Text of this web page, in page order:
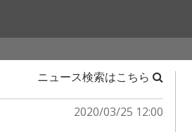
ニュース検索はこちら
2020/03/25 12:00